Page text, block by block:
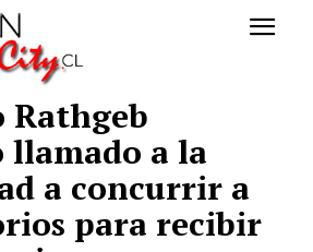
Rathgeb
llamado a la
a concurrir a
para recibir